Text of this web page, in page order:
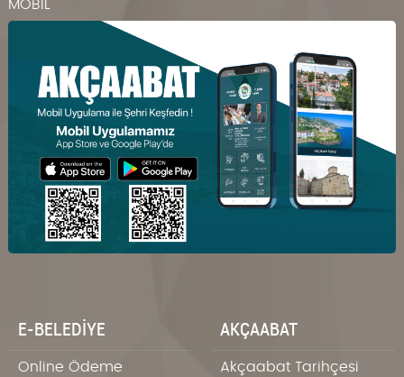
MOBİL
E-BELEDİYE
Online Ödeme
AKÇAABAT
Akçaabat Tarihçesi